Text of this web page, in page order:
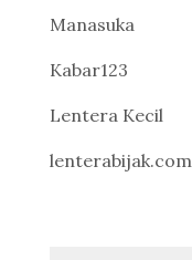
Manasuka
Kabar123
Lentera Kecil
lenterabijak.com